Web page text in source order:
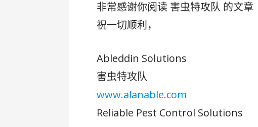
非常感谢你阅读 害虫特攻队 的文章
祝一切顺利，
Ableddin Solutions
害虫特攻队
www.alanable.com
Reliable Pest Control Solutions